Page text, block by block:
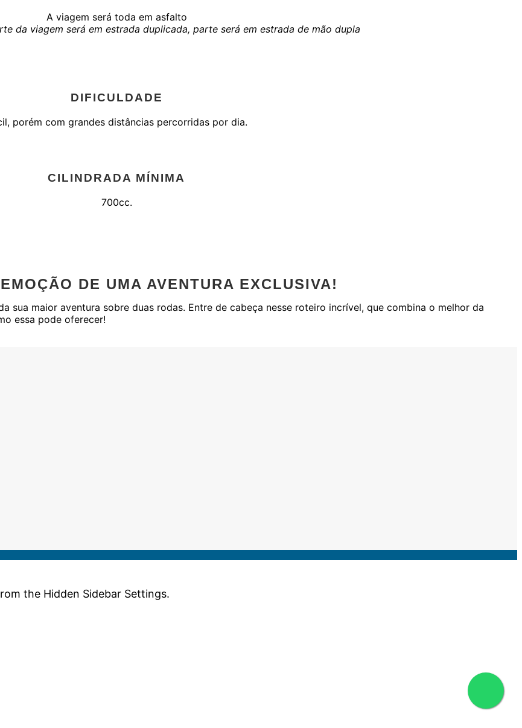
A viagem será toda em asfalto
da viagem será em estrada duplicada, parte será em estrada de mão dupla
DIFICULDADE
porém com grandes distâncias percorridas por dia.
CILINDRADA MÍNIMA
700cc.
DE UMA AVENTURA EXCLUSIVA!
sua maior aventura sobre duas rodas. Entre de cabeça nesse roteiro incrível, que combina o melhor da
essa pode oferecer!
the Hidden Sidebar Settings.